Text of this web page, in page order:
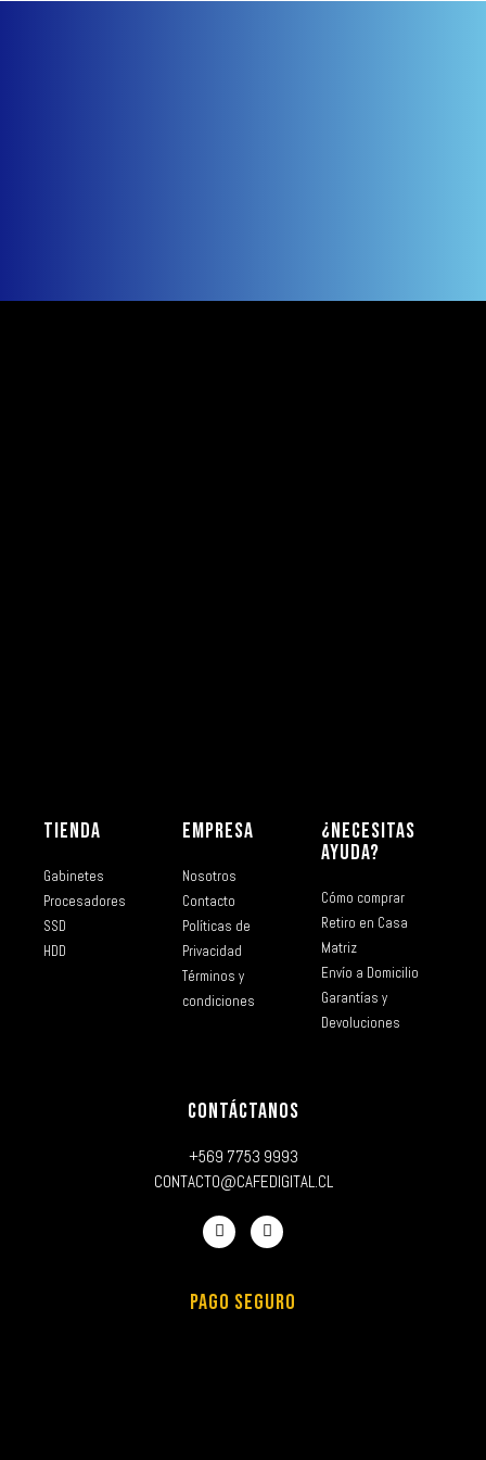
TIENDA
Gabinetes
Procesadores
SSD
HDD
EMPRESA
Nosotros
Contacto
Políticas de
Privacidad
Términos y
condiciones
¿NECESITAS
AYUDA?
Cómo comprar
Retiro en Casa
Matriz
Envío a Domicilio
Garantías y
Devoluciones
CONTÁCTANOS
+569 7753 9993
CONTACTO@CAFEDIGITAL.CL
PAGO SEGURO